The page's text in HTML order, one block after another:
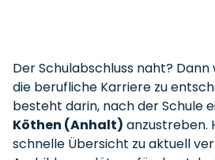
Der Schulabschluss naht? Dann
die berufliche Karriere zu
besteht darin, nach der Schule
Köthen (Anhalt) anzustreben.
schnelle Übersicht zu aktuell